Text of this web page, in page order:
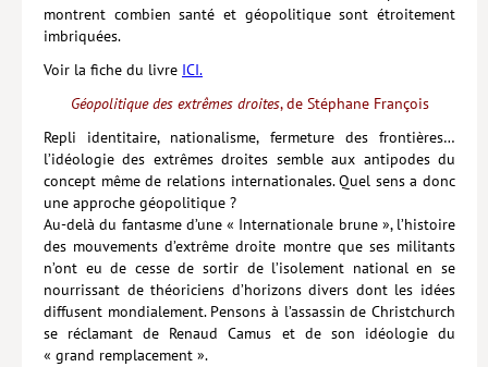
montrent combien santé et géopolitique sont étroitement
imbriquées.
Voir la fiche du livre ICI.
Géopolitique des extrêmes droites, de Stéphane François
Repli identitaire, nationalisme, fermeture des frontières…
l’idéo­logie des extrêmes droites semble aux antipodes du
concept même de relations internationales. Quel sens a donc
une approche géopolitique ?
Au-delà du fantasme d’une « Internationale brune », l’histoire
des mouvements d’extrême droite montre que ses militants
n’ont eu de cesse de sortir de l’isolement national en se
nourrissant de théoriciens d’horizons divers dont les idées
diffusent mondialement. Pensons à l’assassin de Christchurch
se réclamant de Renaud Camus et de son idéologie du
« grand remplacement ».